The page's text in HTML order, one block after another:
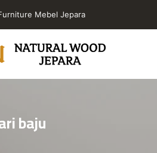
Mebel Jepara
baju